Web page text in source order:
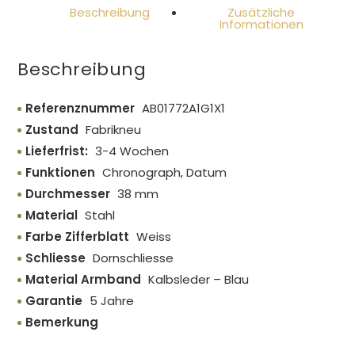
Beschreibung Zusätzliche
Informationen
Beschreibung
Referenznummer AB01772A1G1X1
Zustand Fabrikneu
Lieferfrist: 3-4 Wochen
Funktionen Chronograph, Datum
Durchmesser 38 mm
Material Stahl
Farbe Zifferblatt Weiss
Schliesse Dornschliesse
Material Armband Kalbsleder – Blau
Garantie 5 Jahre
Bemerkung